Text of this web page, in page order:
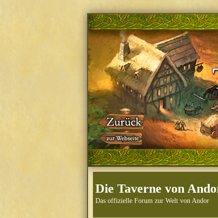
Die Taverne von
Das offizielle Forum zur Welt von Andor